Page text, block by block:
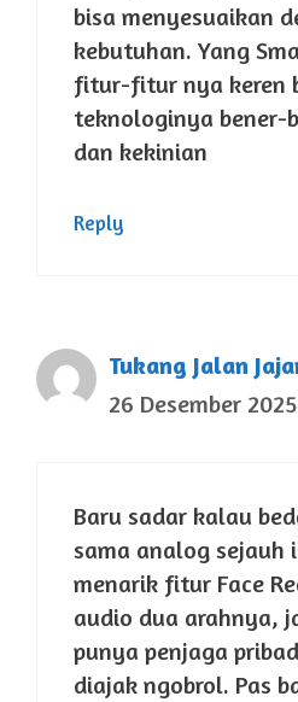
bisa menyesuaikan
kebutuhan. Yang
fitur-fitur nya keren
teknologinya bener-
dan kekinian
Reply
Tukang Jalan
26 Desember
Baru sadar kalau
sama analog sejauh
menarik fitur Face
audio dua arahnya,
punya penjaga
diajak ngobrol. Pas